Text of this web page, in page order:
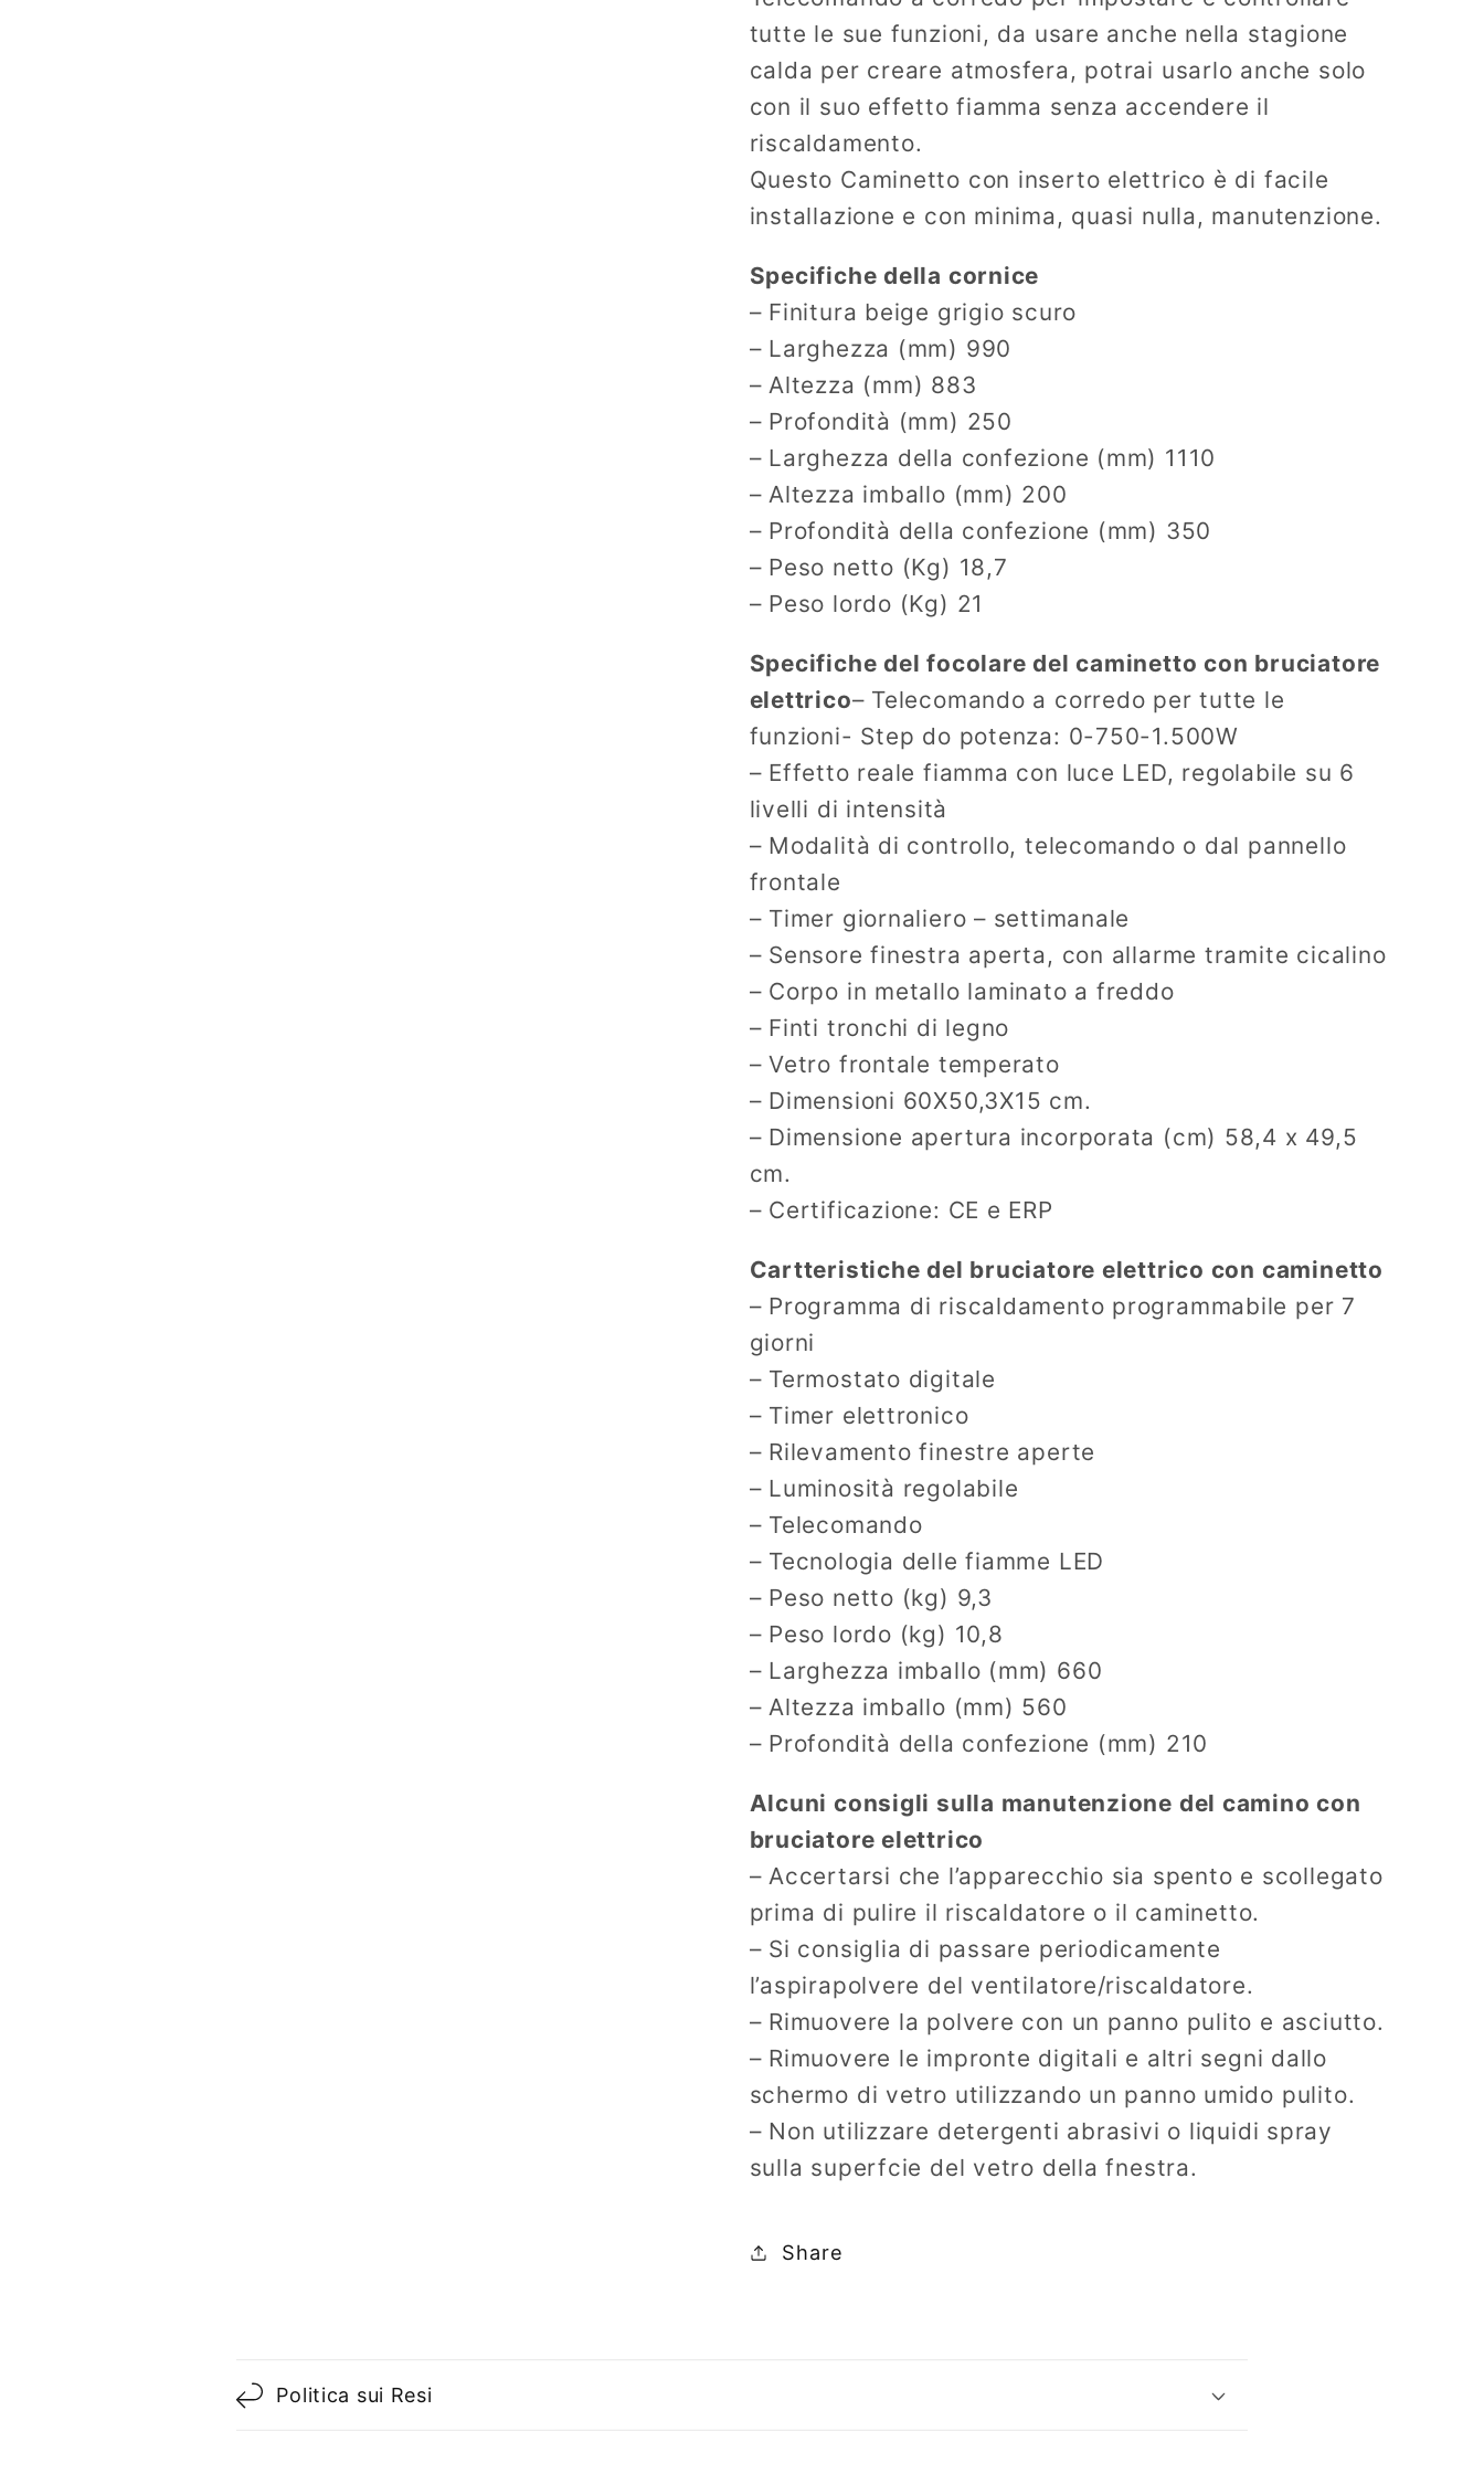
tutte le sue funzioni, da usare anche nella stagione
calda per creare atmosfera, potrai usarlo anche solo
con il suo effetto fiamma senza accendere il
riscaldamento.
Questo Caminetto con inserto elettrico è di facile
installazione e con minima, quasi nulla, manutenzione.
Specifiche della cornice
– Finitura beige grigio scuro
– Larghezza (mm) 990
– Altezza (mm) 883
– Profondità (mm) 250
– Larghezza della confezione (mm) 1110
– Altezza imballo (mm) 200
– Profondità della confezione (mm) 350
– Peso netto (Kg) 18,7
– Peso lordo (Kg) 21
Specifiche del focolare del caminetto con bruciatore
elettrico– Telecomando a corredo per tutte le
funzioni- Step do potenza: 0-750-1.500W
– Effetto reale fiamma con luce LED, regolabile su 6
livelli di intensità
– Modalità di controllo, telecomando o dal pannello
frontale
– Timer giornaliero – settimanale
– Sensore finestra aperta, con allarme tramite cicalino
– Corpo in metallo laminato a freddo
– Finti tronchi di legno
– Vetro frontale temperato
– Dimensioni 60X50,3X15 cm.
– Dimensione apertura incorporata (cm) 58,4 x 49,5
cm.
– Certificazione: CE e ERP
Cartteristiche del bruciatore elettrico con caminetto
– Programma di riscaldamento programmabile per 7
giorni
– Termostato digitale
– Timer elettronico
– Rilevamento finestre aperte
– Luminosità regolabile
– Telecomando
– Tecnologia delle fiamme LED
– Peso netto (kg) 9,3
– Peso lordo (kg) 10,8
– Larghezza imballo (mm) 660
– Altezza imballo (mm) 560
– Profondità della confezione (mm) 210
Alcuni consigli sulla manutenzione del camino con
bruciatore elettrico
– Accertarsi che l’apparecchio sia spento e scollegato
prima di pulire il riscaldatore o il caminetto.
– Si consiglia di passare periodicamente
l’aspirapolvere del ventilatore/riscaldatore.
– Rimuovere la polvere con un panno pulito e asciutto.
– Rimuovere le impronte digitali e altri segni dallo
schermo di vetro utilizzando un panno umido pulito.
– Non utilizzare detergenti abrasivi o liquidi spray
sulla superfcie del vetro della fnestra.
Share
C
o
Politica sui Resi